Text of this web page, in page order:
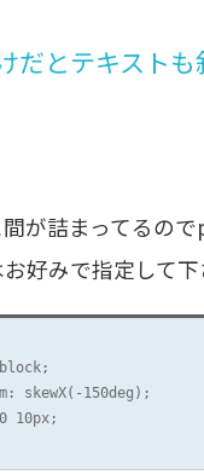
だとテキスト
が詰まってるので
好みで指定して下
skewX(-150deg);
10px;